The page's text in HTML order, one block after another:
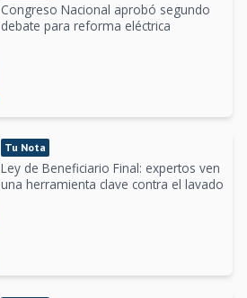
Congreso Nacional aprobó segundo
debate para reforma eléctrica
Tu Nota
Ley de Beneficiario Final: expertos ven
una herramienta clave contra el lavado